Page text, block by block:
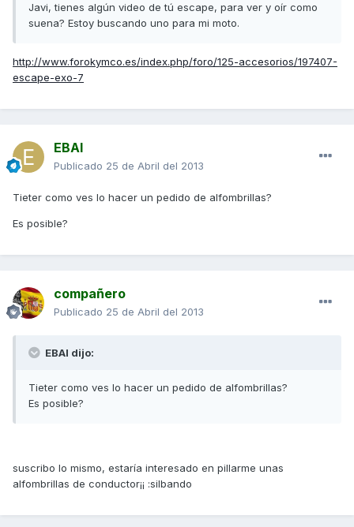
Javi, tienes algún video de tú escape, para ver y oír como
suena? Estoy buscando uno para mi moto.
http://www.forokymco.es/index.php/foro/125-accesorios/197407-
escape-exo-7
EBAI
Publicado 25 de Abril del 2013
Tieter como ves lo hacer un pedido de alfombrillas?
Es posible?
compañero
Publicado 25 de Abril del 2013
EBAI dijo:
Tieter como ves lo hacer un pedido de alfombrillas?
Es posible?
suscribo lo mismo, estaría interesado en pillarme unas
alfombrillas de conductor¡¡ :silbando